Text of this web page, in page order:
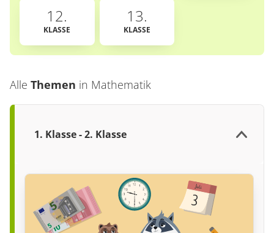
12.
KLASSE
13.
KLASSE
Alle Themen in Mathematik
1. Klasse - 2. Klasse